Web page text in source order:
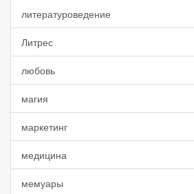
литературоведение
Литрес
любовь
магия
маркетинг
медицина
мемуары